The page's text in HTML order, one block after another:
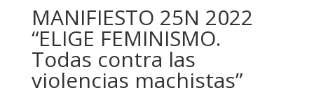
MANIFIESTO 25N 2022
“ELIGE FEMINISMO.
Todas contra las
violencias machistas”